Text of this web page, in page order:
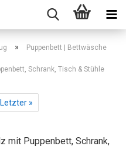
» Puppenbett | Bettwäsche
Schrank, Tisch & Stühle
Letzter »
mit Puppenbett, Schrank,